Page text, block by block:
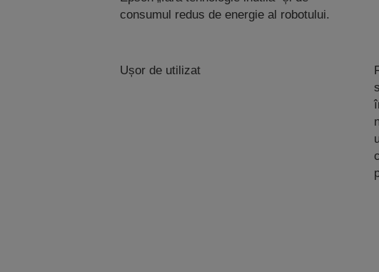
consumul redus de energie al robotului.
Ușor de utilizat